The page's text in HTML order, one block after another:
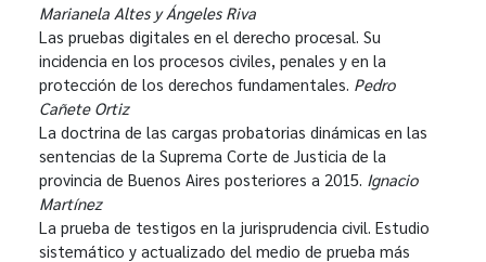
Marianela Altes y Ángeles Riva
Las pruebas digitales en el derecho procesal. Su
incidencia en los procesos civiles, penales y en la
protección de los derechos fundamentales. Pedro
Cañete Ortiz
La doctrina de las cargas probatorias dinámicas en las
sentencias de la Suprema Corte de Justicia de la
provincia de Buenos Aires posteriores a 2015. Ignacio
Martínez
La prueba de testigos en la jurisprudencia civil. Estudio
sistemático y actualizado del medio de prueba más